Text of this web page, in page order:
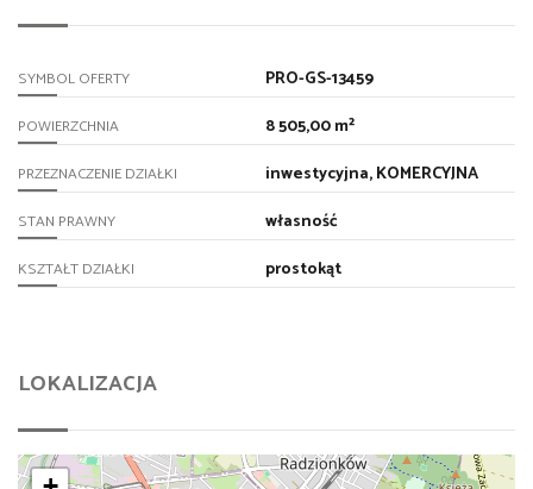
SYMBOL OFERTY PRO-GS-13459
POWIERZCHNIA 8 505,00 m²
PRZEZNACZENIE DZIAŁKI inwestycyjna, KOMERCYJNA
STAN PRAWNY własność
KSZTAŁT DZIAŁKI prostokąt
LOKALIZACJA